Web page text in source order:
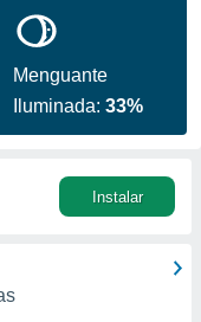
Menguante
Iluminada:33%
Instalar